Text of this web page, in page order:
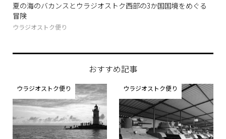
夏の海のバカンスとウラジオストク西部の3か国国境をめぐる
冒険
ウラジオストク便り
おすすめ記事
ウラジオストク便り ウラジオストク便り